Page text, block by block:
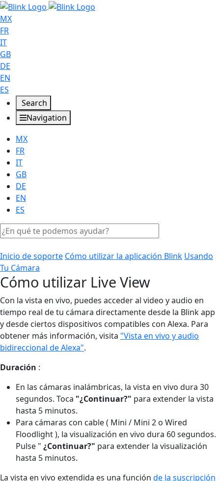
MX
FR
IT
GB
DE
EN
ES
Search
Navigation
MX
FR
IT
GB
DE
EN
ES
Inicio de soporte Cómo utilizar la aplicación Blink Usando
Tu Cámara
Cómo utilizar Live View
Con la vista en vivo, puedes acceder al video y audio en
tiempo real de tu cámara directamente desde la Blink app
y desde ciertos dispositivos compatibles con Alexa. Para
obtener más información, visita "Vista en vivo y audio
bidireccional de Alexa".
Duración :
En las cámaras inalámbricas, la vista en vivo dura 30
segundos. Toca "¿Continuar?" para extender la vista
hasta 5 minutos.
Para cámaras con cable ( Mini / Mini 2 o Wired
Floodlight ), la visualización en vivo dura 60 segundos.
Pulse " ¿Continuar?" para extender la visualización
hasta 5 minutos.
La vista en vivo extendida es una función de la suscripción